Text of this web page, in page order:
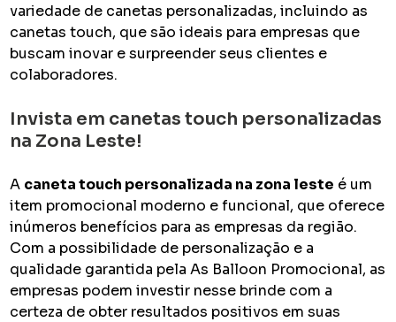
variedade de canetas personalizadas, incluindo as
canetas touch, que são ideais para empresas que
buscam inovar e surpreender seus clientes e
colaboradores.
Invista em canetas touch personalizadas
na Zona Leste!
A caneta touch personalizada na zona leste é um
item promocional moderno e funcional, que oferece
inúmeros benefícios para as empresas da região.
Com a possibilidade de personalização e a
qualidade garantida pela As Balloon Promocional, as
empresas podem investir nesse brinde com a
certeza de obter resultados positivos em suas